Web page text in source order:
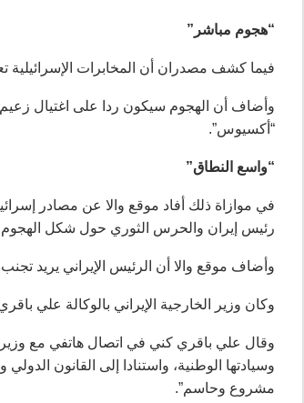
“هجوم مباشر”
فيما كشف مصدران أن المخابرات الإسرائيلية
وأضاف أن الهجوم سيكون ردا على اغتيال
“أكسيوس”.
“واسع النطاق”
في موازاة ذلك أفاد موقع والا عن مصادر
رئيس إيران والحرس الثوري حول شكل
وأضاف موقع والا أن الرئيس الإيراني يريد
وكان وزير الخارجية الإيراني بالوكالة علي
وقال علي باقري كني في اتصال هاتفي مع
وسيادتها الوطنية، واستنادا إلى القانون
مشروع وحاسم”.